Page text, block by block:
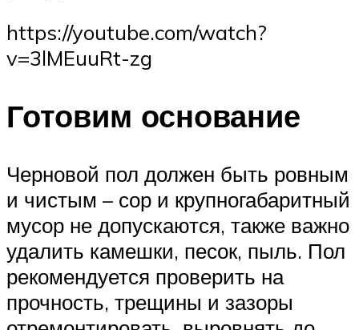
https://youtube.com/watch?
v=3lMEuuRt-zg
Готовим основание
Черновой пол должен быть ровным
и чистым – сор и крупногабаритный
мусор не допускаются, также важно
удалить камешки, песок, пыль. Пол
рекомендуется проверить на
прочность, трещины и зазоры